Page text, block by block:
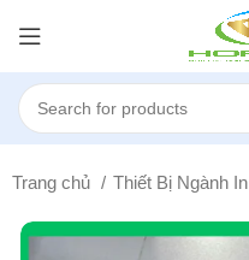
Trang chủ Thiết Bị Ngành In